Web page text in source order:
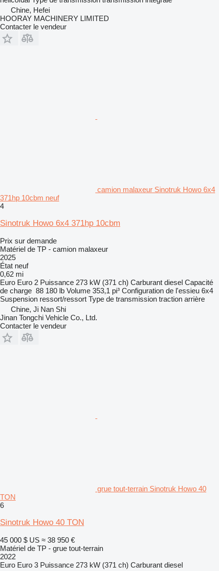
Chine, Hefei
HOORAY MACHINERY LIMITED
Contacter le vendeur
camion malaxeur Sinotruk Howo 6x4
371hp 10cbm neuf
4
Sinotruk Howo 6x4 371hp 10cbm
Prix sur demande
Matériel de TP - camion malaxeur
2025
État neuf
0,62 mi
Euro Euro 2 Puissance 273 kW (371 ch) Carburant diesel Capacité
de charge 88 180 lb Volume 353,1 pi³ Configuration de l'essieu 6x4
Suspension ressort/ressort Type de transmission traction arrière
Chine, Ji Nan Shi
Jinan Tongchi Vehicle Co., Ltd.
Contacter le vendeur
grue tout-terrain Sinotruk Howo 40
TON
6
Sinotruk Howo 40 TON
45 000 $ US ≈ 38 950 €
Matériel de TP - grue tout-terrain
2022
Euro Euro 3 Puissance 273 kW (371 ch) Carburant diesel